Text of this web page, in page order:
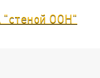
"стеной ООН"